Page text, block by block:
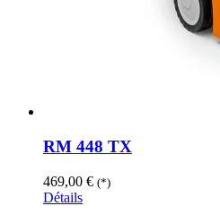
RM 448 TX
469,00 € (*)
Détails